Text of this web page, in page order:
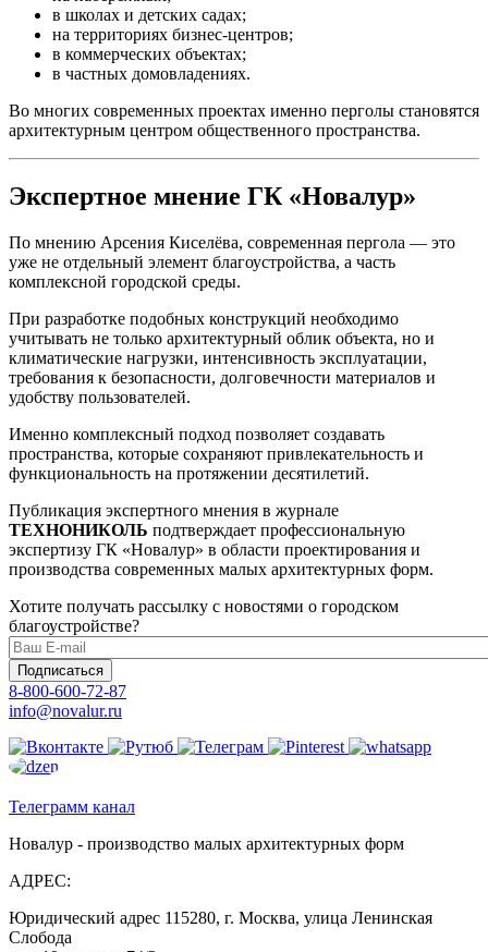
в школах и детских садах;
на территориях бизнес-центров;
в коммерческих объектах;
в частных домовладениях.
Во многих современных проектах именно перголы становятся
архитектурным центром общественного пространства.
Экспертное мнение ГК «Новалур»
По мнению Арсения Киселёва, современная пергола — это
уже не отдельный элемент благоустройства, а часть
комплексной городской среды.
При разработке подобных конструкций необходимо
учитывать не только архитектурный облик объекта, но и
климатические нагрузки, интенсивность эксплуатации,
требования к безопасности, долговечности материалов и
удобству пользователей.
Именно комплексный подход позволяет создавать
пространства, которые сохраняют привлекательность и
функциональность на протяжении десятилетий.
Публикация экспертного мнения в журнале
ТЕХНОНИКОЛЬ подтверждает профессиональную
экспертизу ГК «Новалур» в области проектирования и
производства современных малых архитектурных форм.
Хотите получать рассылку с новостями о городском
благоустройстве?
Подписаться
8-800-600-72-87
info@novalur.ru
Телеграмм канал
Новалур - производство малых архитектурных форм
АДРЕС:
Юридический адрес 115280, г. Москва, улица Ленинская
Слобода